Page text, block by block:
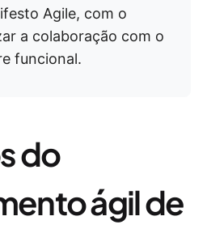
Agile, com o
a colaboração com o
funcional.
do
ágil de